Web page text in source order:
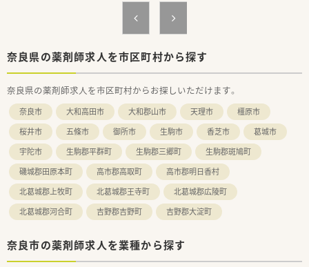
奈良県の薬剤師求人を市区町村から探す
奈良県の薬剤師求人を市区町村からお探しいただけます。
奈良市 大和高田市 大和郡山市 天理市
橿原市
桜井市
五條市 御所市 生駒市 香芝市
葛城市
宇陀市
生駒郡平群町 生駒郡三郷町
生駒郡斑鳩町
磯城郡田原本町
高市郡高取町
高市郡明日香村
北葛城郡上牧町
北葛城郡王寺町
北葛城郡広陵町
北葛城郡河合町
吉野郡吉野町 吉野郡大淀町
奈良市の薬剤師求人を業種から探す